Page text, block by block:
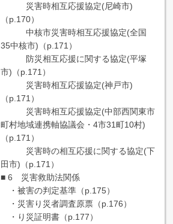
災害時相互応援協定(尼崎市)
（p.170）
中核市災害時相互応援協定(全国
35中核市)（p.171）
防災相互応援に関する協定(平塚
市)（p.171）
災害時相互応援協定(神戸市)
（p.171）
災害時相互応援協定(中部西関東市
町村地域連携軸協議会・4市31町10村)
（p.171）
災害時の相互応援に関する協定(下
田市)（p.171）
■ 6 災害救助法関係
・被害の判定基準（p.175）
・災害り災者調査原票（p.176）
・り災証明書（p.177）